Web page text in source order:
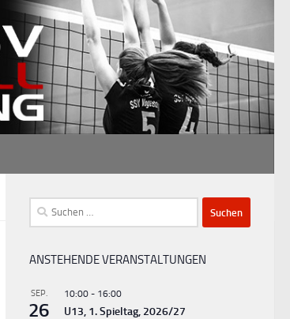
Suchen
nach:
ANSTEHENDE VERANSTALTUNGEN
SEP.
26
10:00 - 16:00
U13, 1. Spieltag, 2026/27